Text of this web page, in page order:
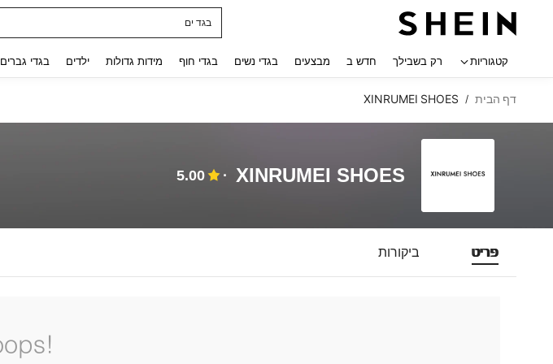
בגד ים
קטגוריות רק בשבילך חדש ב מבצעים בגדי נשים בגדי חוף מידות גדולות ילדים בגדי גברים
דף הבית /
XINRUMEI SHOES
XINRUMEI SHOES
5.00
פריט ביקורות